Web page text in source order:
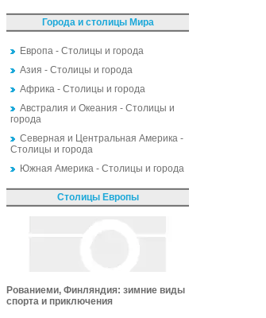
Города и столицы Мира
Европа - Столицы и города
Азия - Столицы и города
Африка - Столицы и города
Австралия и Океания - Столицы и
города
Северная и Центральная Америка -
Столицы и города
Южная Америка - Столицы и города
Столицы Европы
Рованиеми, Финляндия: зимние виды
спорта и приключения